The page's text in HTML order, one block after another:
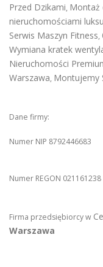
Przed Dzikami, Montaż
nieruchomościami
Serwis Maszyn Fitness,
Wymiana kratek
Nieruchomości
Warszawa, Montujemy
Dane firmy:
Numer NIP 8792446683
Numer REGON 021161238
Firma przedsiębiorcy w
Warszawa